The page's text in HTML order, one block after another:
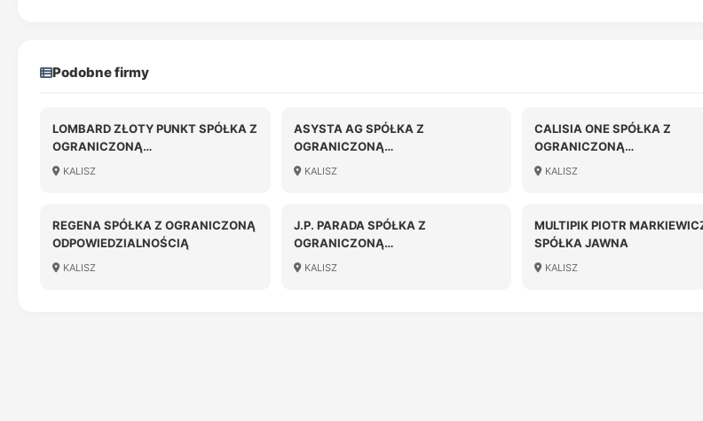
Podobne firmy
LOMBARD ZŁOTY PUNKT SPÓŁKA Z
OGRANICZONĄ
ODPOWIEDZIALNOŚCIĄ
KALISZ
ASYSTA AG SPÓŁKA Z
OGRANICZONĄ
ODPOWIEDZIALNOŚCIĄ
KALISZ
CALISIA ONE SPÓŁKA Z
OGRANICZONĄ
ODPOWIEDZIALNOŚCIĄ
KALISZ
REGENA SPÓŁKA Z OGRANICZONĄ
ODPOWIEDZIALNOŚCIĄ
KALISZ
J.P. PARADA SPÓŁKA Z
OGRANICZONĄ
ODPOWIEDZIALNOŚCIĄ
KALISZ
MULTIPIK PIOTR
SPÓŁKA JAWNA
KALISZ